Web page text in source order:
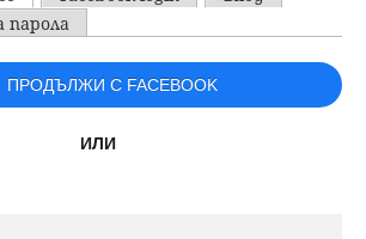
парола
ПРОДЪЛЖИ С FACEBOOK
ИЛИ